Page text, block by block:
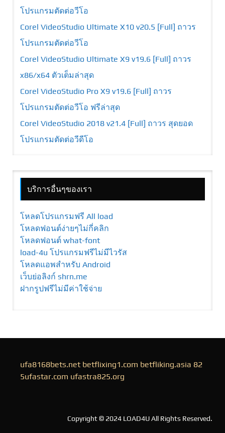
โปรแกรมตัดต่อวีโอ
Corel VideoStudio Ultimate X10 v20.5 [Full] ถาวร
โปรแกรมตัดต่อวีโอ
Corel VideoStudio Ultimate X9 v19.6 [Full] ถาวร
x86/x64 ตัวเต็มล่าสุด
Corel VideoStudio Pro X9 v19.6 [Full] ถาวร
โปรแกรมตัดต่อวีโอ ฟรีล่าสุด
Corel VideoStudio 2018 v21.4 [Full] ถาวร สุดยอด
โปรแกรมตัดต่อวีดีโอ
บริการอื่นๆของเรา
โหลดโปรแกรมฟรี All load
โหลดฟอนต์ง่ายๆไม่กี่คลิก
โหลดฟอนต์ what-font
load-4u โปรแกรมฟรีไม่มีไวรัส
โหลดแอพสำหรับ Android
เว็บย่อลิงก์ shrn.me
ฝากรูปฟรีไม่มีค่าใช้จ่าย
ufa8168bets.net betflixing1.com betfliking.asia 82
5ufastar.com ufastra825.org
Copyright © 2024 LOAD4U All Rights Reserved.